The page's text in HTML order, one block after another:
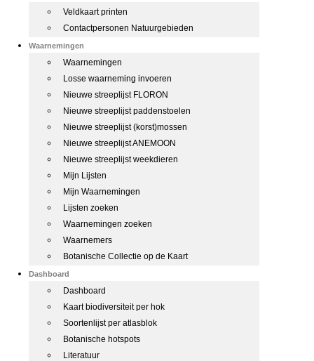
Veldkaart printen
Contactpersonen Natuurgebieden
Waarnemingen
Waarnemingen
Losse waarneming invoeren
Nieuwe streeplijst FLORON
Nieuwe streeplijst paddenstoelen
Nieuwe streeplijst (korst)mossen
Nieuwe streeplijst ANEMOON
Nieuwe streeplijst weekdieren
Mijn Lijsten
Mijn Waarnemingen
Lijsten zoeken
Waarnemingen zoeken
Waarnemers
Botanische Collectie op de Kaart
Dashboard
Dashboard
Kaart biodiversiteit per hok
Soortenlijst per atlasblok
Botanische hotspots
Literatuur